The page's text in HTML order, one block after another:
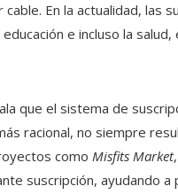
En la actualidad, las
e incluso la
que el sistema de
racional, no siempre
como Misfits Market
suscripción, ayudando